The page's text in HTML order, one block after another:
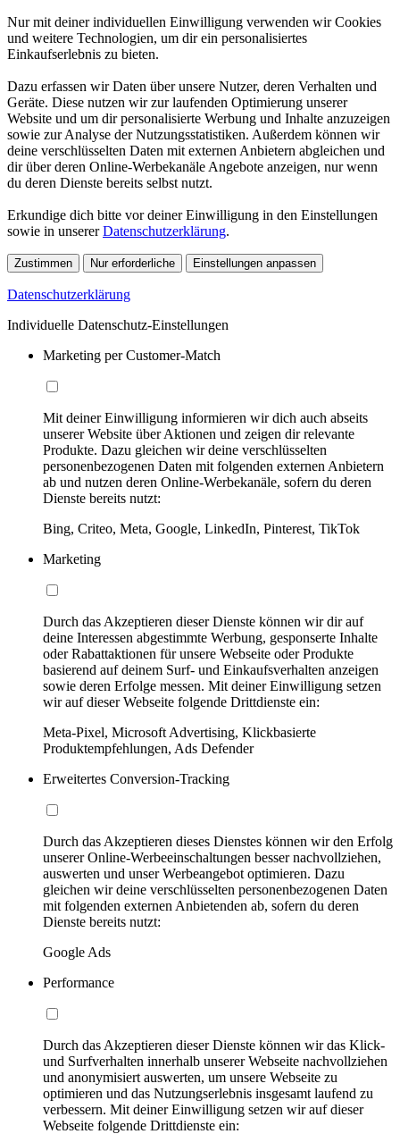
Nur mit deiner individuellen Einwilligung verwenden wir Cookies
und weitere Technologien, um dir ein personalisiertes
Einkaufserlebnis zu bieten.
Dazu erfassen wir Daten über unsere Nutzer, deren Verhalten und
Geräte. Diese nutzen wir zur laufenden Optimierung unserer
Website und um dir personalisierte Werbung und Inhalte anzuzeigen
sowie zur Analyse der Nutzungsstatistiken. Außerdem können wir
deine verschlüsselten Daten mit externen Anbietern abgleichen und
dir über deren Online-Werbekanäle Angebote anzeigen, nur wenn
du deren Dienste bereits selbst nutzt.
Erkundige dich bitte vor deiner Einwilligung in den Einstellungen
sowie in unsererDatenschutzerklärung.
Zustimmen Nur erforderliche Einstellungen anpassen
Datenschutzerklärung
Individuelle Datenschutz-Einstellungen
Marketing per Customer-Match
Mit deiner Einwilligung informieren wir dich auch abseits
unserer Website über Aktionen und zeigen dir relevante
Produkte. Dazu gleichen wir deine verschlüsselten
personenbezogenen Daten mit folgenden externen Anbietern
ab und nutzen deren Online-Werbekanäle, sofern du deren
Dienste bereits nutzt:
Bing, Criteo, Meta, Google, LinkedIn, Pinterest, TikTok
Marketing
Durch das Akzeptieren dieser Dienste können wir dir auf
deine Interessen abgestimmte Werbung, gesponserte Inhalte
oder Rabattaktionen für unsere Webseite oder Produkte
basierend auf deinem Surf- und Einkaufsverhalten anzeigen
sowie deren Erfolge messen. Mit deiner Einwilligung setzen
wir auf dieser Webseite folgende Drittdienste ein:
Meta-Pixel, Microsoft Advertising, Klickbasierte
Produktempfehlungen, Ads Defender
Erweitertes Conversion-Tracking
Durch das Akzeptieren dieses Dienstes können wir den Erfolg
unserer Online-Werbeeinschaltungen besser nachvollziehen,
auswerten und unser Werbeangebot optimieren. Dazu
gleichen wir deine verschlüsselten personenbezogenen Daten
mit folgenden externen Anbietenden ab, sofern du deren
Dienste bereits nutzt:
Google Ads
Performance
Durch das Akzeptieren dieser Dienste können wir das Klick-
und Surfverhalten innerhalb unserer Webseite nachvollziehen
und anonymisiert auswerten, um unsere Webseite zu
optimieren und das Nutzungserlebnis insgesamt laufend zu
verbessern. Mit deiner Einwilligung setzen wir auf dieser
Webseite folgende Drittdienste ein: